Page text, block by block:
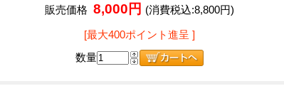
販売価格 8,000円 (消費税込:8,800円)
[最大400ポイント進呈 ]
数量